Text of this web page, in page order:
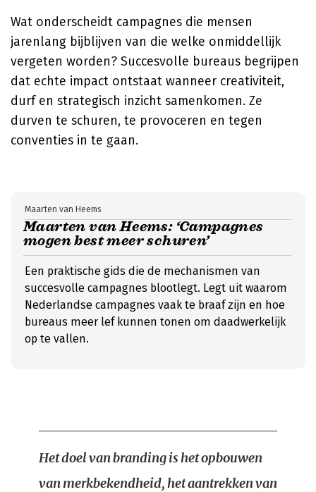
Wat onderscheidt campagnes die mensen
jarenlang bijblijven van die welke onmiddellijk
vergeten worden? Succesvolle bureaus begrijpen
dat echte impact ontstaat wanneer creativiteit,
durf en strategisch inzicht samenkomen. Ze
durven te schuren, te provoceren en tegen
conventies in te gaan.
Maarten van Heems: ‘Campagnes
mogen best meer schuren’
Maarten van Heems
Een praktische gids die de mechanismen van
succesvolle campagnes blootlegt. Legt uit waarom
Nederlandse campagnes vaak te braaf zijn en hoe
bureaus meer lef kunnen tonen om daadwerkelijk
op te vallen.
Het doel van branding is het opbouwen
van merkbekendheid, het aantrekken van